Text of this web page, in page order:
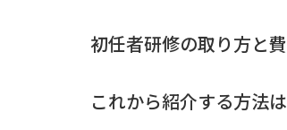
初任者研修の取り方と
これから紹介する方法